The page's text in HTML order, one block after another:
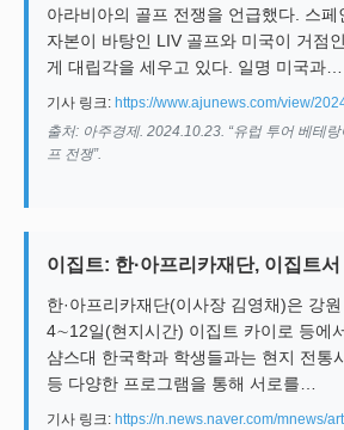
아라비아의 골프 전쟁을 언급했다. 스
자본이 바탕인 LIV 골프와 미국이 거점
게 대립각을 세우고 있다. 일명 미국과…
기사 링크: https://www.ajunews.com/view/
출처: 아주경제. 2024.10.23. “유럽 투어 베테랑
프 전쟁”.
이집트: 한·아프리카재단, 이집트서
한·아프리카재단(이사장 김영채)은 강
4∼12일(현지시간) 이집트 카이로 등에
샴스대 한국학과 학생들과는 현지 전통
등 다양한 프로그램을 통해 서로를…
기사 링크: https://n.news.naver.com/mnews/